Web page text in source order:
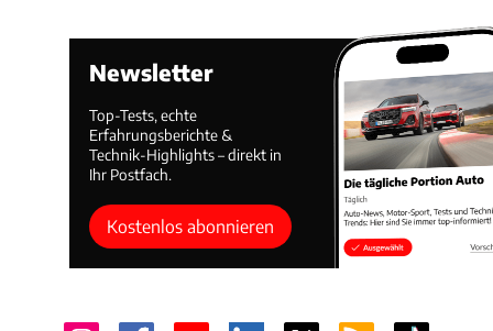
Newsletter
Top-Tests, echte
Erfahrungsberichte &
Technik-Highlights – direkt in
Ihr Postfach.
Kostenlos abonnieren